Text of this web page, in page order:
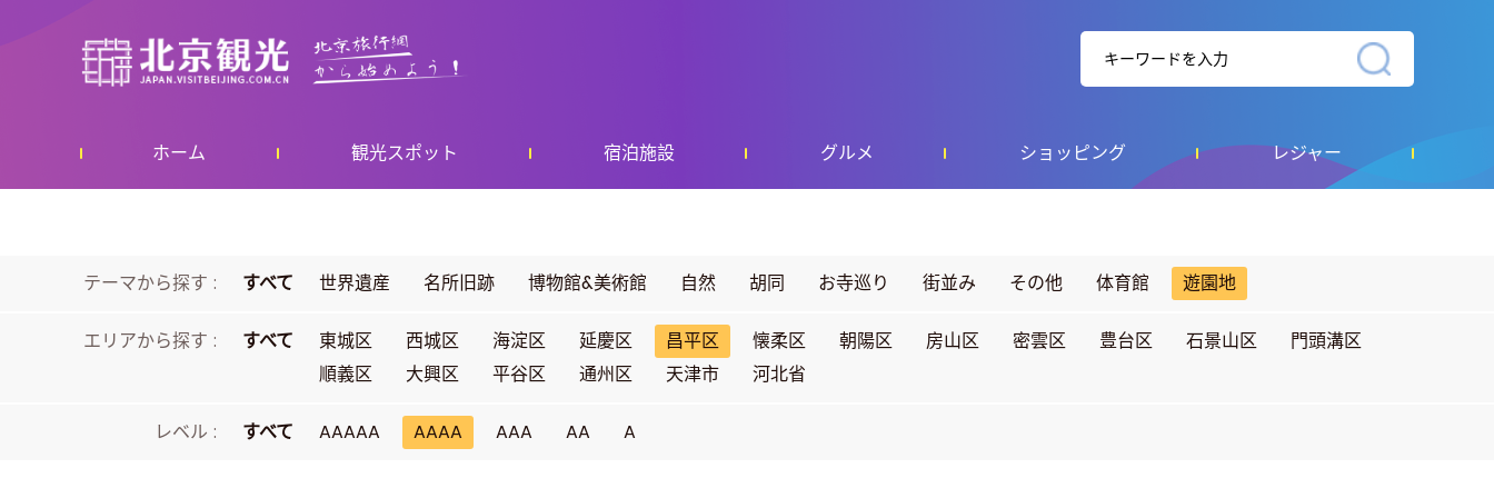
ホーム 観光スポット 宿泊施設 グルメ ショッピング レジャー
テーマから探す : すべて 世界遺産 名所旧跡 博物館&美術館 自然 胡同 お寺巡り 街並み その他 体育館 遊園地
エリアから探す : すべて 東城区 西城区 海淀区 延慶区 昌平区 懐柔区 朝陽区 房山区 密雲区 豊台区 石景山区
門頭溝区
順義区
大興区 平谷区 通州区 天津市 河北省
レベル : すべて AAAAA AAAA AAA AA A